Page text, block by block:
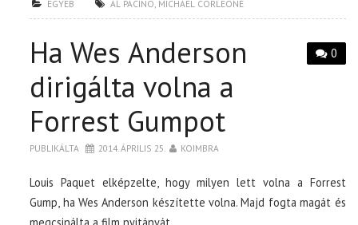
EGYÉB AL PACINO, MICHAEL CORLEONE
0
Ha Wes Anderson
dirigálta volna a
Forrest Gumpot
PUBLIKÁLTA 2014. ÁPRILIS 25. KOIMBRA
Louis Paquet elképzelte, hogy milyen lett volna a Forrest
Gump, ha Wes Anderson készítette volna. Majd fogta magát és